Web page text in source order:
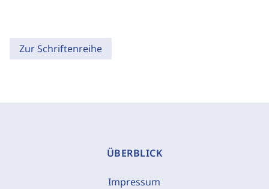
Zur Schriftenreihe
ÜBERBLICK
Impressum